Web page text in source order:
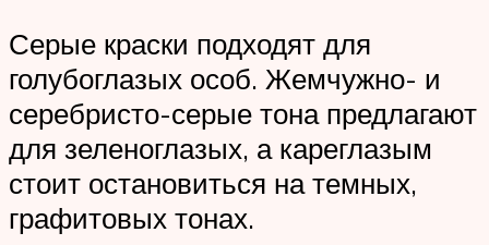
Серые краски подходят для
голубоглазых особ. Жемчужно- и
серебристо-серые тона предлагают
для зеленоглазых, а кареглазым
стоит остановиться на темных,
графитовых тонах.